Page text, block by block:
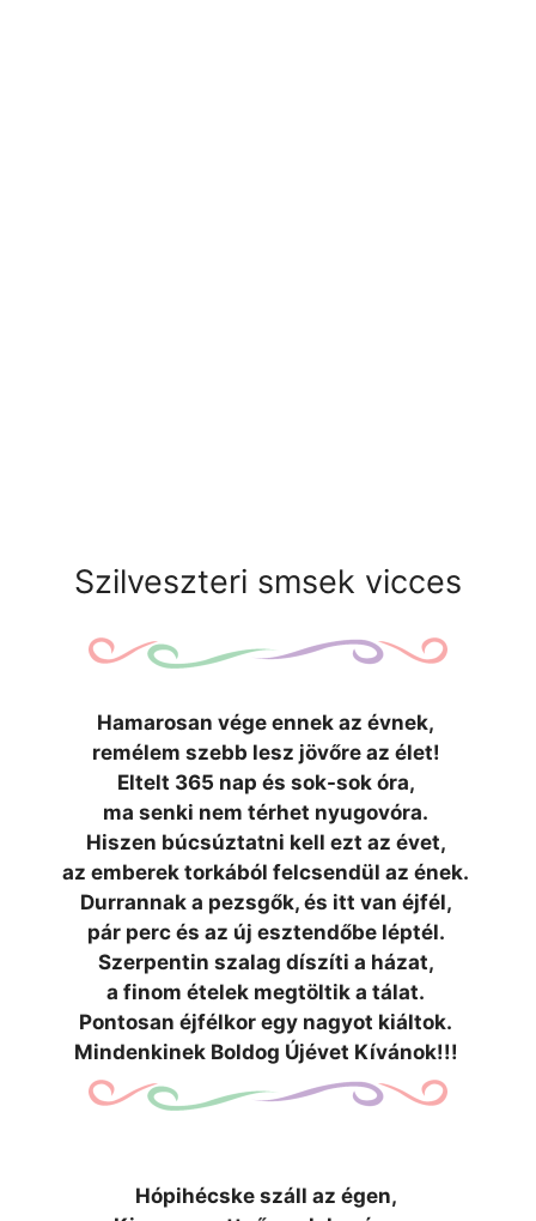
Szilveszteri smsek vicces
Hamarosan vége ennek az évnek,
remélem szebb lesz jövőre az élet!
Eltelt 365 nap és sok-sok óra,
ma senki nem térhet nyugovóra.
Hiszen búcsúztatni kell ezt az évet,
az emberek torkából felcsendül az ének.
Durrannak a pezsgők, és itt van éjfél,
pár perc és az új esztendőbe léptél.
Szerpentin szalag díszíti a házat,
a finom ételek megtöltik a tálat.
Pontosan éjfélkor egy nagyot kiáltok.
Mindenkinek Boldog Újévet Kívánok!!!
Hópihécske száll az égen,